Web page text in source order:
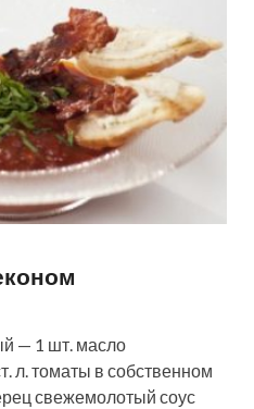
— 1 шт. масло
л. томаты в собственном
свежемолотый соус